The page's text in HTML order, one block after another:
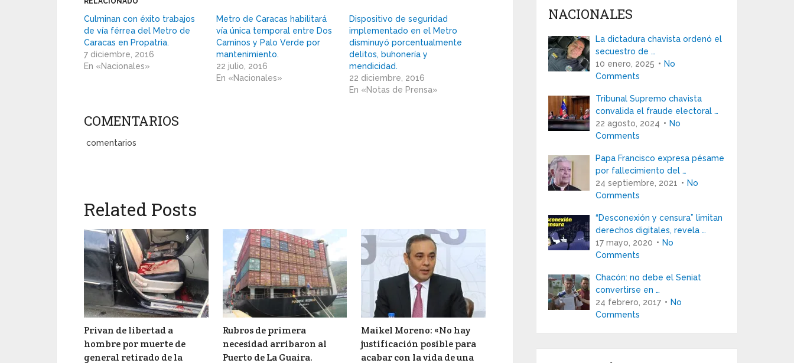
Culminan con éxito trabajos
de vía férrea del Metro de
Caracas en Propatria.
7 diciembre, 2016
En «Nacionales»
Metro de Caracas habilitará
vía única temporal entre Dos
Caminos y Palo Verde por
mantenimiento.
22 julio, 2016
En «Nacionales»
Dispositivo de seguridad
implementado en el Metro
disminuyó porcentualmente
delitos, buhonería y
mendicidad.
22 diciembre, 2016
En «Notas de Prensa»
COMENTARIOS
comentarios
Related Posts
Privan de libertad a
hombre por muerte de
general retirado de la
Rubros de primera
necesidad arribaron al
Puerto de La Guaira.
Maikel Moreno: «No hay
justificación posible para
acabar con la vida de una
NACIONALES
La dictadura chavista ordenó el
secuestro de …
10 enero, 2025
No
Comments
Tribunal Supremo chavista
convalida el fraude electoral …
22 agosto, 2024
No
Comments
Papa Francisco expresa pésame
por fallecimiento del …
24 septiembre, 2021
No
Comments
“Desconexión y censura” limitan
derechos digitales, revela …
17 mayo, 2020
No
Comments
Chacón: no debe el Seniat
convertirse en …
24 febrero, 2017
No
Comments